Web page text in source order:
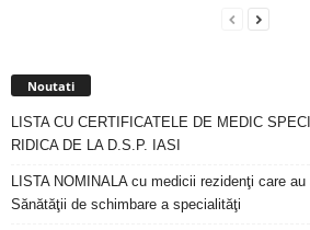
Noutati
LISTA CU CERTIFICATELE DE MEDIC
RIDICA DE LA D.S.P. IASI
LISTA NOMINALA cu medicii rezidenţi care
Sănătăţii de schimbare a specialităţi